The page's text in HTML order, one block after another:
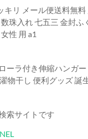
リ メール便送料無
珠入れ 七五三 金封
性 用 a1
ーラ付き伸縮ハンガ
物干し 便利グッズ 誕
索サイトです